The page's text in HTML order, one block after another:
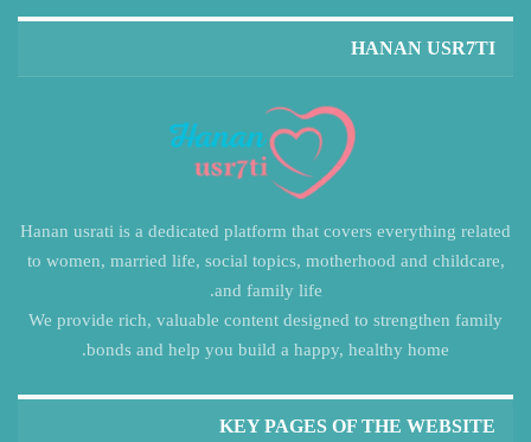
HANAN USR7TI
Hanan usrati is a dedicated platform that covers everything related
to women, married life, social topics, motherhood and childcare,
and family life.
We provide rich, valuable content designed to strengthen family
bonds and help you build a happy, healthy home.
KEY PAGES OF THE WEBSITE